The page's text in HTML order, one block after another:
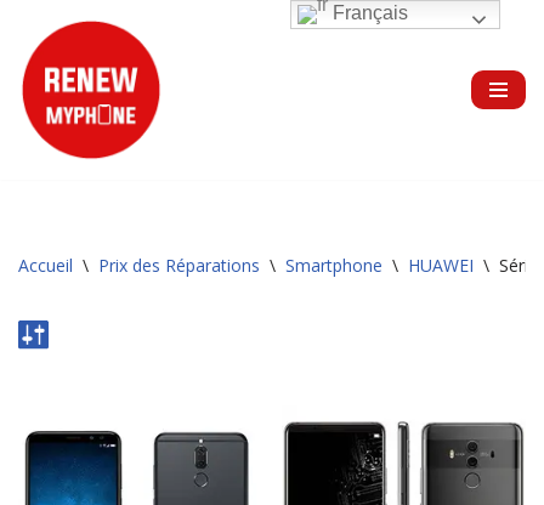
Aller
au
contenu
Accueil \ Prix des Réparations \ Smartphone \ HUAWEI \
Français